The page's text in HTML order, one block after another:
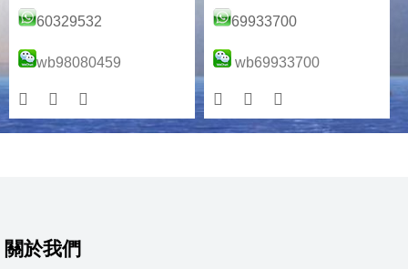
60329532
wb98080459
69933700
wb69933700
關於我們